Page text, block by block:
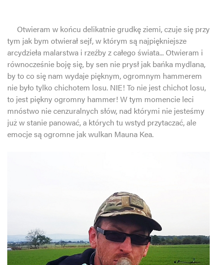
Otwieram w końcu delikatnie grudkę ziemi, czuje się przy
tym jak bym otwierał sejf, w którym są najpiękniejsze
arcydzieła malarstwa i rzeźby z całego świata... Otwieram i
równocześnie boję się, by sen nie prysł jak bańka mydlana,
by to co się nam wydaje pięknym, ogromnym hammerem
nie było tylko chichotem losu. NIE! To nie jest chichot losu,
to jest piękny ogromny hammer! W tym momencie leci
mnóstwo nie cenzuralnych słów, nad którymi nie jesteśmy
już w stanie panować, a których tu wstyd przytaczać, ale
emocje są ogromne jak wulkan Mauna Kea.